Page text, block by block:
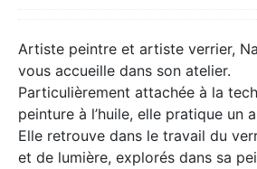
Artiste peintre et artiste verrier,
vous accueille dans son atelier.
Particulièrement attachée à la
peinture à l’huile, elle pratique un
Elle retrouve dans le travail du
et de lumière, explorés dans sa